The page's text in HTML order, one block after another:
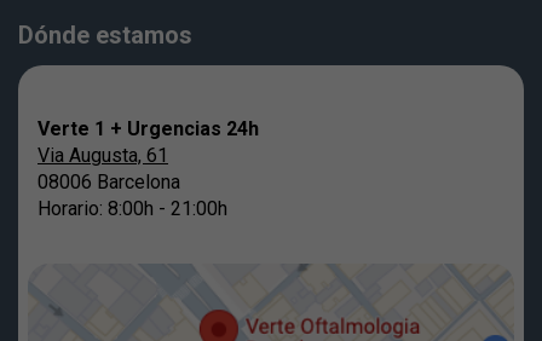
Dónde estamos
Verte 1 + Urgencias 24h
Via Augusta, 61
08006 Barcelona
Horario: 8:00h - 21:00h